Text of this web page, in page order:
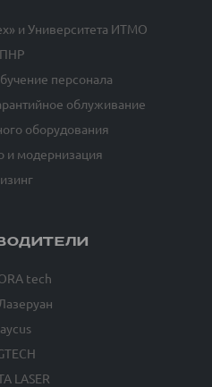
и Университета ИТМО
ПНР
персонала
облуживание
оборудования
и модернизация
tech
LASER